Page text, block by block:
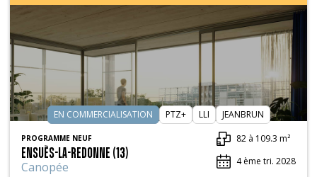
EN COMMERCIALISATION PTZ+ LLI JEANBRUN
PROGRAMME NEUF
ENSUÈS-LA-REDONNE (13)
Canopée
82 à 109.3 m²
4 ème tri. 2028